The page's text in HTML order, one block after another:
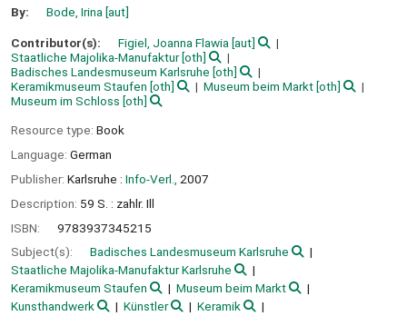
By: Bode, Irina [aut]
Contributor(s): Figiel, Joanna Flawia [aut]
Staatliche Majolika-Manufaktur[oth]
Badisches Landesmuseum Karlsruhe [oth]
Keramikmuseum Staufen [oth] Museum beim Markt[oth]
Museum im Schloss [oth]
Resource type: Book
Language: German
Publisher: Karlsruhe : Info-Verl.,
2007
Description: 59 S. : zahlr. Ill
ISBN:
9783937345215
Subject(s):
Badisches Landesmuseum Karlsruhe
Staatliche Majolika-Manufaktur Karlsruhe
Keramikmuseum Staufen
Museum beim Markt
Kunsthandwerk
Künstler
Keramik